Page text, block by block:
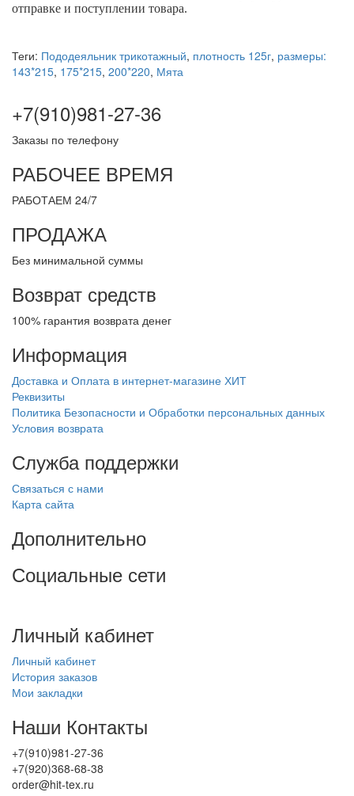
отправке и поступлении товара.
Теги: Пододеяльник трикотажный, плотность 125г, размеры:
143*215, 175*215, 200*220, Мята
+7(910)981-27-36
Заказы по телефону
РАБОЧЕЕ ВРЕМЯ
РАБОТАЕМ 24/7
ПРОДАЖА
Без минимальной суммы
Возврат средств
100% гарантия возврата денег
Информация
Доставка и Оплата в интернет-магазине ХИТ
Реквизиты
Политика Безопасности и Обработки персональных данных
Условия возврата
Служба поддержки
Связаться с нами
Карта сайта
Дополнительно
Социальные сети
Личный кабинет
Личный кабинет
История заказов
Мои закладки
Наши Контакты
+7(910)981-27-36
+7(920)368-68-38
order@hit-tex.ru